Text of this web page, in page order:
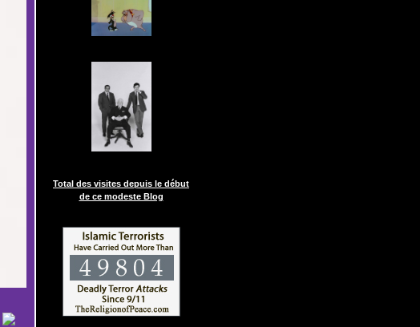
Total des visites depuis le début
de ce modeste Blog